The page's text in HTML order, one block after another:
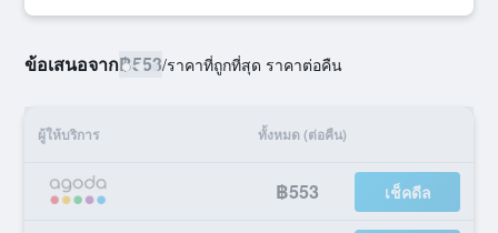
ข้อเสนอจาก฿553/ราคาที่ถูกที่สุด ราคาต่อคืน
ผู้ให้บริการ ทั้งหมด (ต่อคืน)
฿553 เช็คดีล